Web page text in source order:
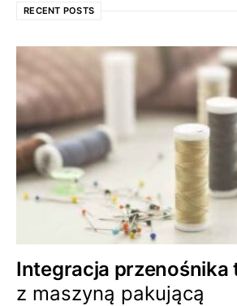
RECENT POSTS
Integracja przenośnika
z maszyną pakującą